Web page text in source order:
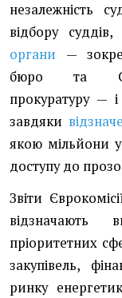
незалежність
відбору суддів,
органи —
бюро та
прокуратуру —
завдяки
якою мільйони
доступу до
Звіти
відзначають
пріоритетних
закупівель,
ринку